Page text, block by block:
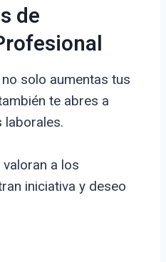
de
solo aumentas tus
te abres a
laborales.
a los
iniciativa y deseo